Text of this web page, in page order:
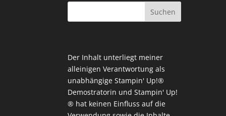
Der Inhalt unterliegt meiner
alleinigen Verantwortung als
unabhängige Stampin' Up!®
Demostratorin und Stampin' Up!
® hat keinen Einfluss auf die